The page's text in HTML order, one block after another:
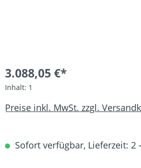
3.088,05 €*
Inhalt: 1
Preise inkl. MwSt. zzgl.
Sofort verfügbar, Lieferzeit: 2